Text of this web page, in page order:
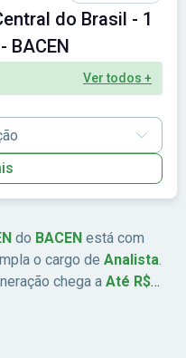
do Brasil - 1
BACEN
Ver todos +
do BACEN está com
o cargo de Analista.
chega a Até R$
de